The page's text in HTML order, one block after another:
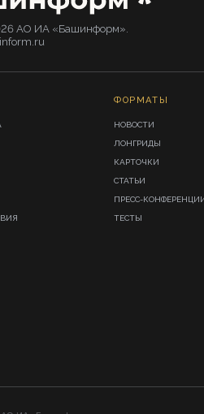
АО ИА «Башинформ».
ФОРМАТЫ
НОВОСТИ
ЛОНГРИДЫ
КАРТОЧКИ
СТАТЬИ
ПРЕСС-
ТЕСТЫ